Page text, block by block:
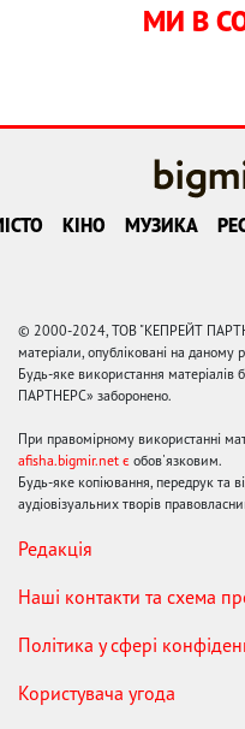
МИ В
КІНО МУЗИКА
© 2000-2024, ТОВ "КЕПРЕЙТ
матеріали, опубліковані на
Будь-яке використання
ПАРТНЕРС» заборонено.
При правомірному використанні
afisha.bigmir.net є обов'язковим.
Будь-яке копіювання, передрук та
аудіовізуальних творів
Редакція
Наші контакти та схема
Політика у сфері
Користувача угода